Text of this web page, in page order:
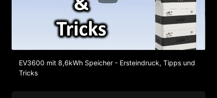
EV3600 mit 8,6kWh Speicher - Ersteindruck, Tipps und
Tricks